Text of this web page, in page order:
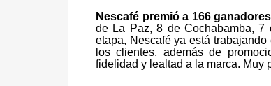
Nescafé premió a 166 ganadores
de La Paz, 8 de Cochabamba, 7
etapa, Nescafé ya está
los clientes, además de
fidelidad y lealtad a la marca. Muy